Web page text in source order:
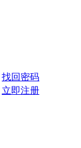
找回密码
立即注册